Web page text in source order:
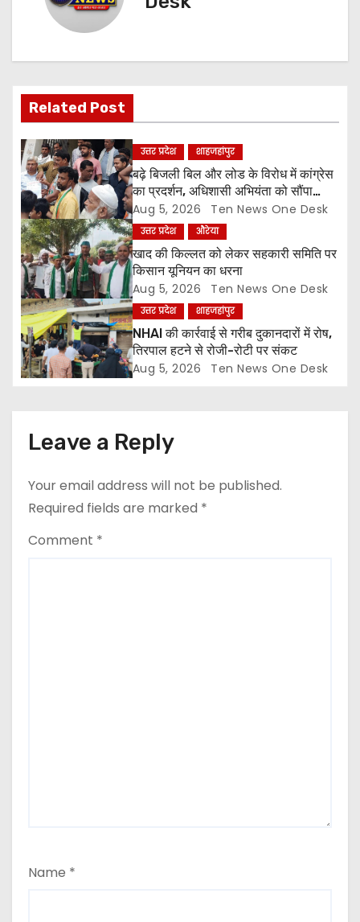
g
a
t
i
o
n
Related Post
उत्तर प्रदेश शाहजहांपुर
बढ़े बिजली बिल और लोड के विरोध में कांग्रेस
का प्रदर्शन, अधिशासी अभियंता को सौंपा
ज्ञापन
Aug 5, 2026 Ten News One Desk
उत्तर प्रदेश औरेया
खाद की किल्लत को लेकर सहकारी समिति पर
किसान यूनियन का धरना
Aug 5, 2026 Ten News One Desk
उत्तर प्रदेश शाहजहांपुर
NHAI की कार्रवाई से गरीब दुकानदारों में रोष,
तिरपाल हटने से रोजी-रोटी पर संकट
Aug 5, 2026 Ten News One Desk
Leave a Reply
Your email address will not be published.
Required fields are marked *
Comment *
Name *